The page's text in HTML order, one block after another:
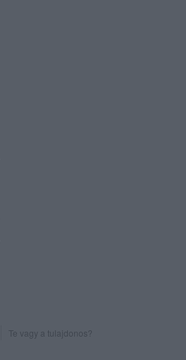
Te vagy a tulajdonos?